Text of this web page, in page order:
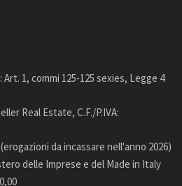
: Art. 1, commi 125-125 sexies, Legge 4
Real Estate, C.F./P.IVA:
(erogazioni da incassare nell'anno 2026)
delle Imprese e del Made in Italy